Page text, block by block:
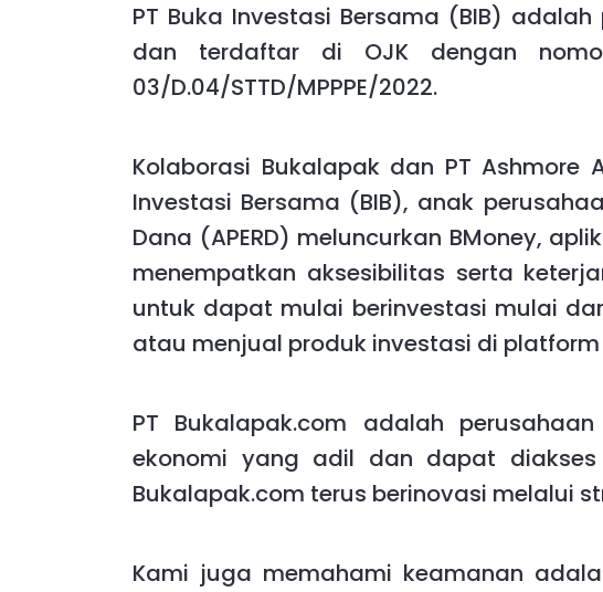
PT Buka Investasi Bersama (BIB)
dan terdaftar di OJK dengan
03/D.04/STTD/MPPPE/2022.
Kolaborasi Bukalapak dan PT Ashmore
Investasi Bersama (BIB), anak
Dana (APERD) meluncurkan BMoney,
menempatkan aksesibilitas serta
untuk dapat mulai berinvestasi mulai
atau menjual produk investasi di platform
PT Bukalapak.com adalah
ekonomi yang adil dan dapat diakses
Bukalapak.com terus berinovasi melalui
Kami juga memahami keamanan